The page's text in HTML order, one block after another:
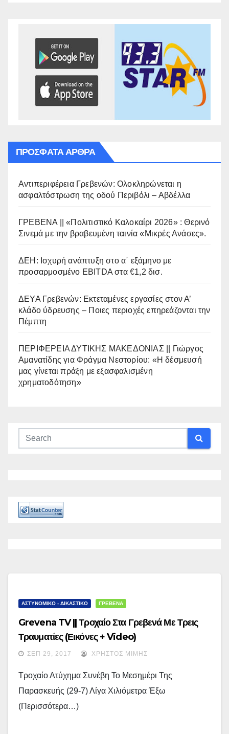
ΠΡΌΣΦΑΤΑ ΆΡΘΡΑ
Αντιπεριφέρεια Γρεβενών: Ολοκληρώνεται η
ασφαλτόστρωση της οδού Περιβόλι – Αβδέλλα
ΓΡΕΒΕΝΑ || «Πολιτιστικό Καλοκαίρι 2026» : Θερινό
Σινεμά με την βραβευμένη ταινία «Μικρές Ανάσες».
ΔΕΗ: Ισχυρή ανάπτυξη στο α΄ εξάμηνο με
προσαρμοσμένο EBITDA στα €1,2 δισ.
ΔΕΥΑ Γρεβενών: Εκτεταμένες εργασίες στον Α’
κλάδο ύδρευσης – Ποιες περιοχές επηρεάζονται την
Πέμπτη
ΠΕΡΙΦΕΡΕΙΑ ΔΥΤΙΚΗΣ ΜΑΚΕΔΟΝΙΑΣ || Γιώργος
Αμανατίδης για Φράγμα Νεστορίου: «Η δέσμευσή
μας γίνεται πράξη με εξασφαλισμένη
χρηματοδότηση»
ΑΣΤΥΝΟΜΙΚΟ - ΔΙΚΑΣΤΙΚΟ ΓΡΕΒΕΝΑ
Grevena TV || Τροχαίο Στα Γρεβενά Με Τρεις
Τραυματίες (εικόνες + Video)
ΣΕΠ 29, 2017 ΧΡΉΣΤΟΣ ΜΊΜΗΣ
Τροχαίο Ατύχημα Συνέβη Το Μεσημέρι Της
Παρασκευής (29-7) Λίγα Χιλιόμετρα Έξω
(περισσότερα…)